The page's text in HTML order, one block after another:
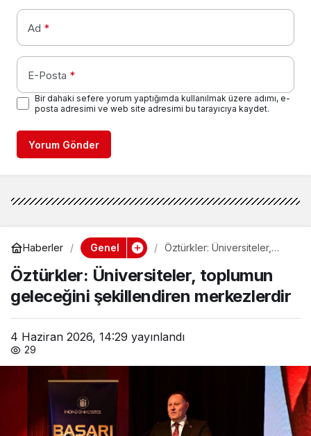
Ad *
E-Posta *
Bir dahaki sefere yorum yaptığımda kullanılmak üzere adımı, e-
posta adresimi ve web site adresimi bu tarayıcıya kaydet.
Yorum Gönder
Haberler Genel
Öztürkler: Üniversiteler,
şekillendiren merkezlerdir
Öztürkler: Üniversiteler, toplumun
geleceğini şekillendiren merkezlerdir
4 Haziran 2026, 14:29 yayınlandı
29